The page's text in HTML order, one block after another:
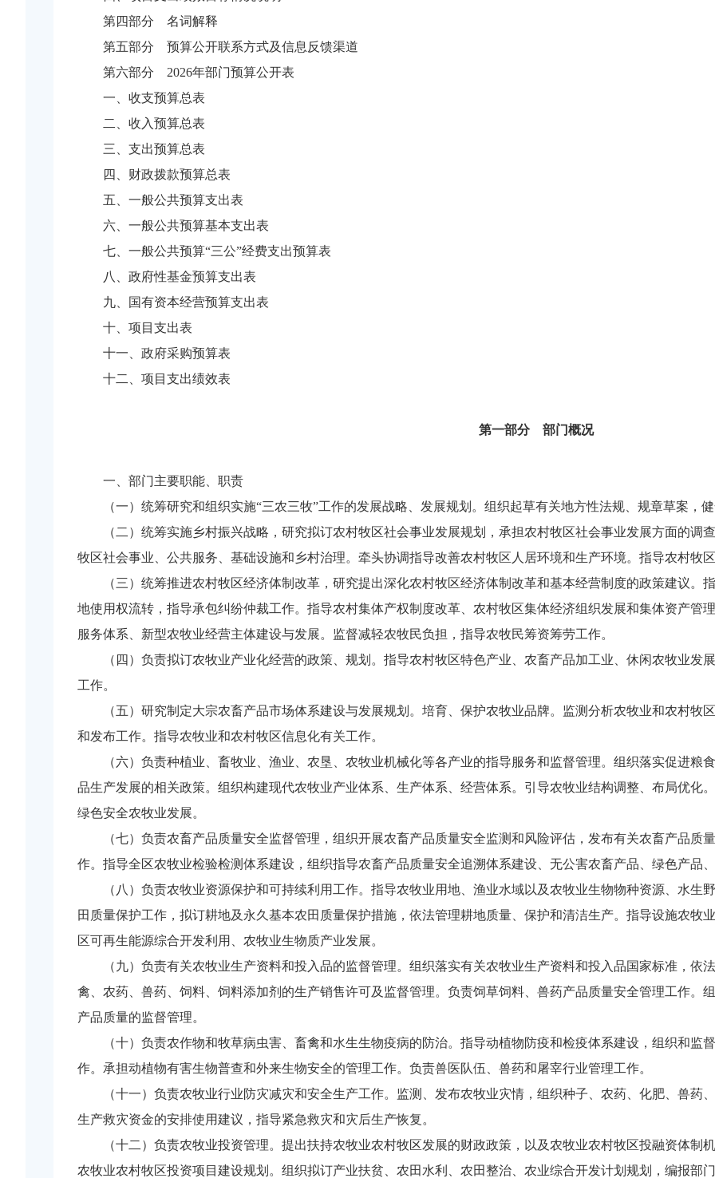
第四部分 名词解释
第五部分 预算公开联系方式及信息反馈渠道
第六部分 2026年部门预算公开表
一、收支预算总表
二、收入预算总表
三、支出预算总表
四、财政拨款预算总表
五、一般公共预算支出表
六、一般公共预算基本支出表
七、一般公共预算“三公”经费支出预算表
八、政府性基金预算支出表
九、国有资本经营预算支出表
十、项目支出表
十一、政府采购预算表
十二、项目支出绩效表
第一部分 部门概况
一、部门主要职能、职责
（一）统筹研究和组织实施“三农三牧”工作的发展战略、发展规划。组织起草有关地方性法规、规章草案，
（二）统筹实施乡村振兴战略，研究拟订农村牧区社会事业发展规划，承担农村牧区社会事业发展方面的调
牧区社会事业、公共服务、基础设施和乡村治理。牵头协调指导改善农村牧区人居环境和生产环境。指导农村
（三）统筹推进农村牧区经济体制改革，研究提出深化农村牧区经济体制改革和基本经营制度的政策建议。
地使用权流转，指导承包纠纷仲裁工作。指导农村集体产权制度改革、农村牧区集体经济组织发展和集体资产管
服务体系、新型农牧业经营主体建设与发展。监督减轻农牧民负担，指导农牧民筹资筹劳工作。
（四）负责拟订农牧业产业化经营的政策、规划。指导农村牧区特色产业、农畜产品加工业、休闲农牧业发
工作。
（五）研究制定大宗农畜产品市场体系建设与发展规划。培育、保护农牧业品牌。监测分析农牧业和农村牧
和发布工作。指导农牧业和农村牧区信息化有关工作。
（六）负责种植业、畜牧业、渔业、农垦、农牧业机械化等各产业的指导服务和监督管理。组织落实促进粮
品生产发展的相关政策。组织构建现代农牧业产业体系、生产体系、经营体系。引导农牧业结构调整、布局优化
绿色安全农牧业发展。
（七）负责农畜产品质量安全监督管理，组织开展农畜产品质量安全监测和风险评估，发布有关农畜产品质
作。指导全区农牧业检验检测体系建设，组织指导农畜产品质量安全追溯体系建设、无公害农畜产品、绿色产品
（八）负责农牧业资源保护和可持续利用工作。指导农牧业用地、渔业水域以及农牧业生物物种资源、水生
田质量保护工作，拟订耕地及永久基本农田质量保护措施，依法管理耕地质量、保护和清洁生产。指导设施农牧
区可再生能源综合开发利用、农牧业生物质产业发展。
（九）负责有关农牧业生产资料和投入品的监督管理。组织落实有关农牧业生产资料和投入品国家标准，依
禽、农药、兽药、饲料、饲料添加剂的生产销售许可及监督管理。负责饲草饲料、兽药产品质量安全管理工作。
产品质量的监督管理。
（十）负责农作物和牧草病虫害、畜禽和水生生物疫病的防治。指导动植物防疫和检疫体系建设，组织和监
作。承担动植物有害生物普查和外来生物安全的管理工作。负责兽医队伍、兽药和屠宰行业管理工作。
（十一）负责农牧业行业防灾减灾和安全生产工作。监测、发布农牧业灾情，组织种子、农药、化肥、兽药
生产救灾资金的安排使用建议，指导紧急救灾和灾后生产恢复。
（十二）负责农牧业投资管理。提出扶持农牧业农村牧区发展的财政政策，以及农牧业农村牧区投融资体制
农牧业农村牧区投资项目建设规划。组织拟订产业扶贫、农田水利、农田整治、农业综合开发计划规划，编报部